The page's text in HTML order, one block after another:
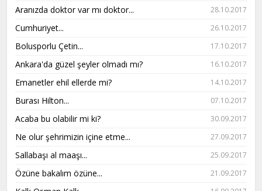
Aranızda doktor var mı doktor... 28.10.2017
Cumhuriyet... 26.10.2017
Bolusporlu Çetin... 17.10.2017
Ankara'da güzel şeyler olmadı mı? 16.10.2017
Emanetler ehil ellerde mi? 14.10.2017
Burası Hilton... 07.10.2017
Acaba bu olabilir mi ki? 30.09.2017
Ne olur şehrimizin içine etme... 27.09.2017
Sallabaşı al maaşı... 25.09.2017
Özüne bakalım özüne... 21.09.2017